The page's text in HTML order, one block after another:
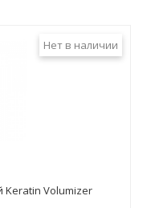
Нет в наличии
Keratin Volumizer